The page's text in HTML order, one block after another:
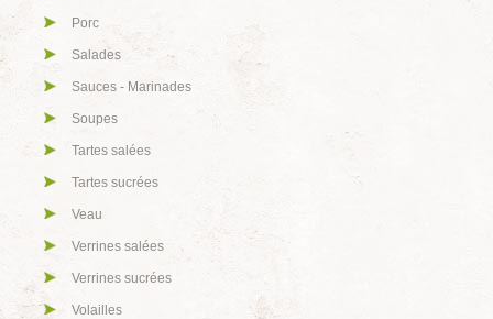
Porc
Salades
Sauces - Marinades
Soupes
Tartes salées
Tartes sucrées
Veau
Verrines salées
Verrines sucrées
Volailles